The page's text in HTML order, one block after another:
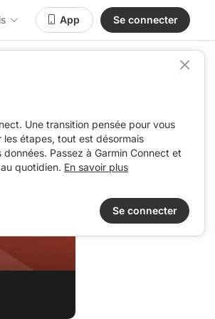
App Se connecter
Une transition pensée pour vous
étapes, tout est désormais
Passez à Garmin Connect et
quotidien. En savoir plus
Se connecter